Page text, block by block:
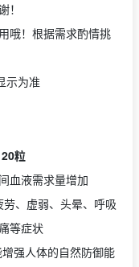
！
哦！根据需求酌情挑
示为准
粒
血液需求量增加
、虚弱、头晕、呼吸
等症状
强人体的自然防御能